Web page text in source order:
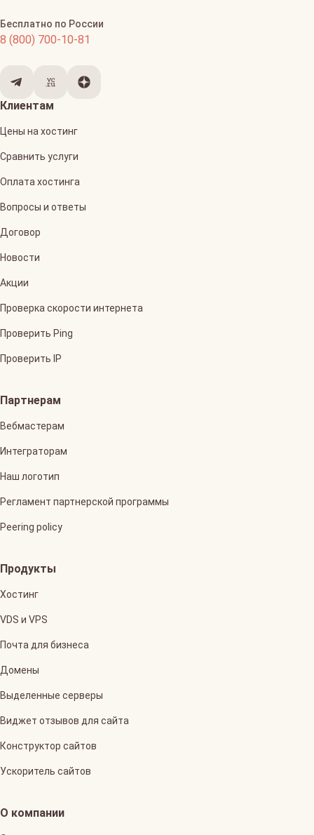
Бесплатно по России
8 (800) 700-10-81
Клиентам
Цены на хостинг
Сравнить услуги
Оплата хостинга
Вопросы и ответы
Договор
Новости
Акции
Проверка скорости интернета
Проверить Ping
Проверить IP
Партнерам
Вебмастерам
Интеграторам
Наш логотип
Регламент партнерской программы
Peering policy
Продукты
Хостинг
VDS и VPS
Почта для бизнеса
Домены
Выделенные серверы
Виджет отзывов для сайта
Конструктор сайтов
Ускоритель сайтов
О компании